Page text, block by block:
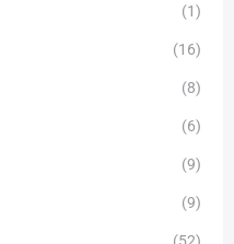
(1)
(16)
(8)
(6)
(9)
(9)
(52)